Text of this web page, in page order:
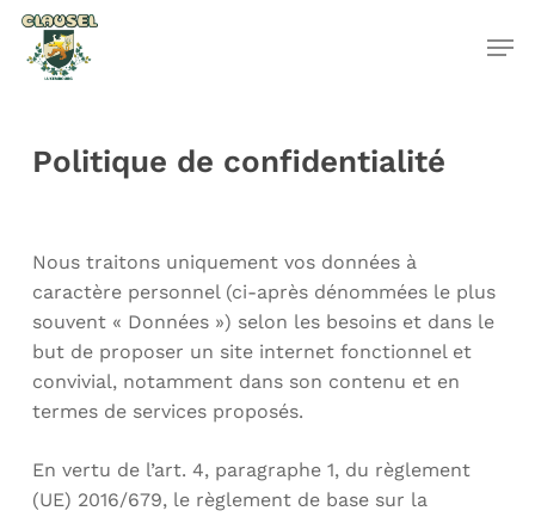
Skip
main
Politique de confidentialité
Nous traitons uniquement vos données à
caractère personnel (ci-après dénommées le plus
souvent « Données ») selon les besoins et dans le
but de proposer un site internet fonctionnel et
convivial, notamment dans son contenu et en
termes de services proposés.
En vertu de l’art. 4, paragraphe 1, du règlement
(UE) 2016/679, le règlement de base sur la